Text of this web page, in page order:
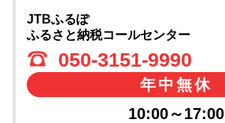
JTBふるぽ
ふるさと納税コールセンター
050-3151-9990
年中無休
10:00～17:00